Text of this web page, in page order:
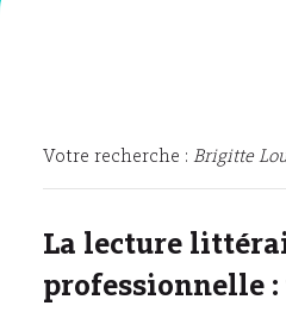
Votre recherche : Brigitte
La lecture
professionnelle :